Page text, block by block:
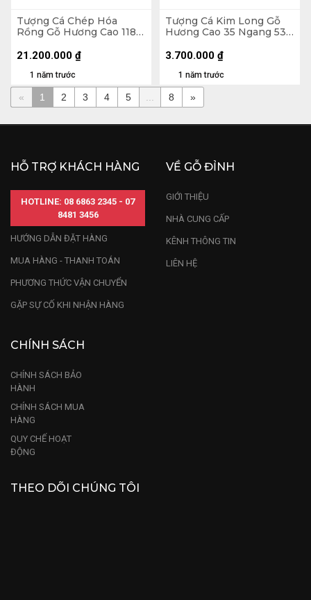
Tượng Cá Chép Hóa
Rồng Gỗ Hương Cao 118
1 năm trước
21.200.000 ₫
Tượng Cá Kim Long Gỗ
Hương Cao 35 Ngang 53
1 năm trước
3.700.000 ₫
« 1 2 3 4 5 8 »
HỖ TRỢ KHÁCH HÀNG
HOTLINE: 08 6863 2345 - 07
8481 3456
HƯỚNG DẪN ĐẶT HÀNG
MUA HÀNG - THANH TOÁN
PHƯƠNG THỨC VẬN CHUYỂN
GẶP SỰ CỐ KHI NHẬN HÀNG
VỀ GỖ ĐỈNH
GIỚI THIỆU
NHÀ CUNG CẤP
KÊNH THÔNG TIN
LIÊN HỆ
CHÍNH SÁCH
CHÍNH SÁCH BẢO
HÀNH
CHÍNH SÁCH MUA
HÀNG
QUY CHẾ HOẠT
ĐỘNG
THEO DÕI CHÚNG TÔI